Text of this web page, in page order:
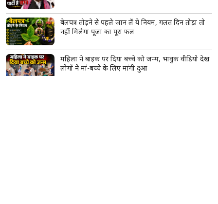
बेलपत्र तोड़ने से पहले जान लें ये नियम, गलत दिन तोड़ा तो
नहीं मिलेगा पूजा का पूरा फल
महिला ने बाइक पर दिया बच्चे को जन्म, भावुक वीडियो देख
लोगों ने मां-बच्चे के लिए मांगी दुआ